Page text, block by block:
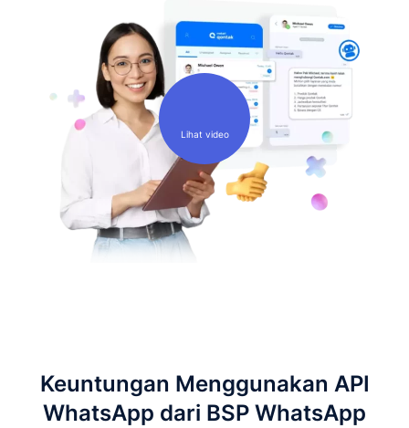
Lihat video
Keuntungan Menggunakan API
WhatsApp dari BSP WhatsApp